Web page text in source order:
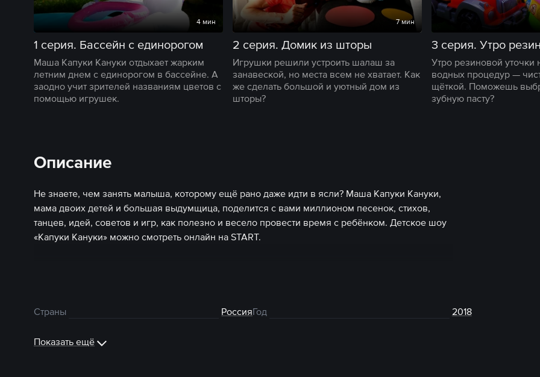
4 мин
1 серия. Бассейн с единорогом
Маша Капуки Кануки отдыхает жарким
летним днем с единорогом в бассейне. А
заодно учит зрителей названиям цветов с
помощью игрушек.
7 мин
2 серия. Домик из шторы
Игрушки решили устроить шалаш за
занавеской, но места всем не хватает. Как
же сделать большой и уютный дом из
шторы?
3 серия. Утро
Утро резиновой уточки
водных процедур —
щёткой. Поможешь
зубную пасту?
Описание
Не знаете, чем занять малыша, которому ещё рано даже идти в ясли? Маша Капуки Кануки,
мама двоих детей и большая выдумщица, поделится с вами миллионом песенок, стихов,
танцев, идей, советов и игр, как полезно и весело провести время с ребёнком. Детское шоу
«Капуки Кануки» можно смотреть онлайн на START.
Страны РоссияГод 2018
Показать ещё